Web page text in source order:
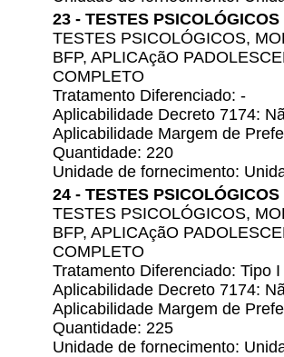
23 - TESTES PSICOLÓGICOS
TESTES PSICOLÓGICOS,
BFP, APLICAçãO
COMPLETO
Tratamento Diferenciado: -
Aplicabilidade Decreto 7174:
Aplicabilidade Margem de
Quantidade: 220
Unidade de fornecimento:
24 - TESTES PSICOLÓGICOS
TESTES PSICOLÓGICOS,
BFP, APLICAçãO
COMPLETO
Tratamento Diferenciado: Tipo
Aplicabilidade Decreto 7174:
Aplicabilidade Margem de
Quantidade: 225
Unidade de fornecimento: